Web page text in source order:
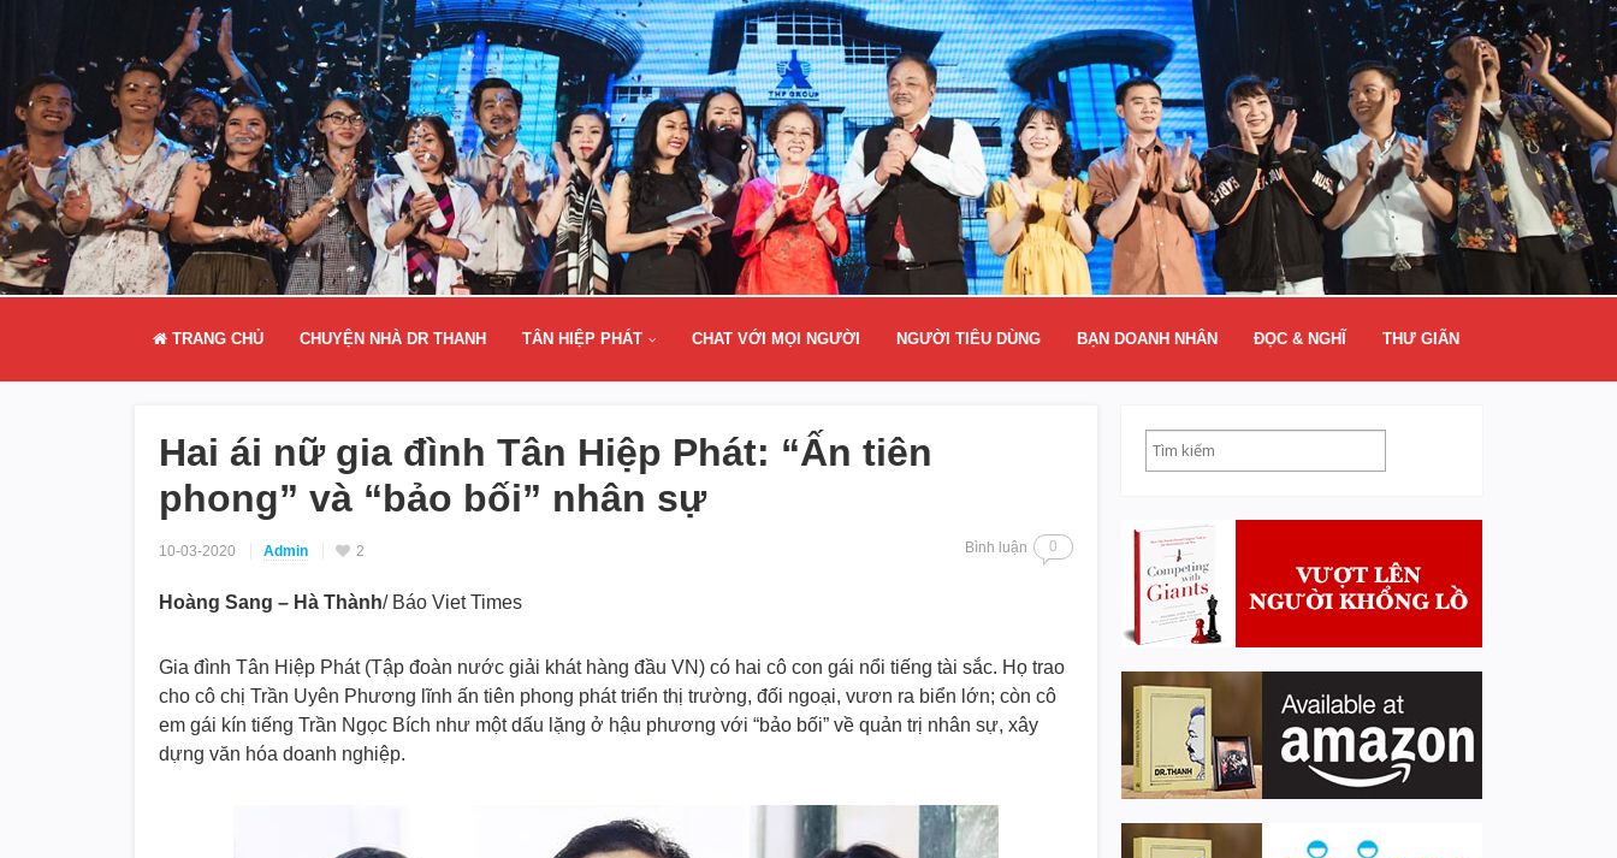
TRANG CHỦ CHUYỆN NHÀ DR THANH TÂN HIỆP PHÁT CHAT VỚI MỌI NGƯỜI NGƯỜI TIÊU DÙNG BẠN DOANH NHÂN ĐỌC & NGHĨ THƯ GIÃN
Hai ái nữ gia đình Tân Hiệp Phát: “Ấn tiên
phong” và “bảo bối” nhân sự
10-03-2020 Admin 2 Bình luận 0
Hoàng Sang – Hà Thành/ Báo Viet Times
Gia đình Tân Hiệp Phát (Tập đoàn nước giải khát hàng đầu VN) có hai cô con gái nổi tiếng tài sắc. Họ trao
cho cô chị Trần Uyên Phương lĩnh ấn tiên phong phát triển thị trường, đối ngoại, vươn ra biển lớn; còn cô
em gái kín tiếng Trần Ngọc Bích như một dấu lặng ở hậu phương với “bảo bối” về quản trị nhân sự, xây
dựng văn hóa doanh nghiệp.